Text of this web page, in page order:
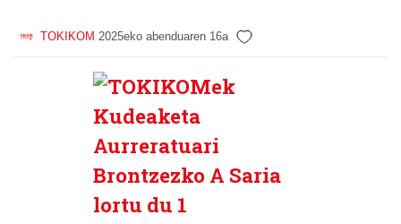
TOKIKOM 2025eko abenduaren 16a